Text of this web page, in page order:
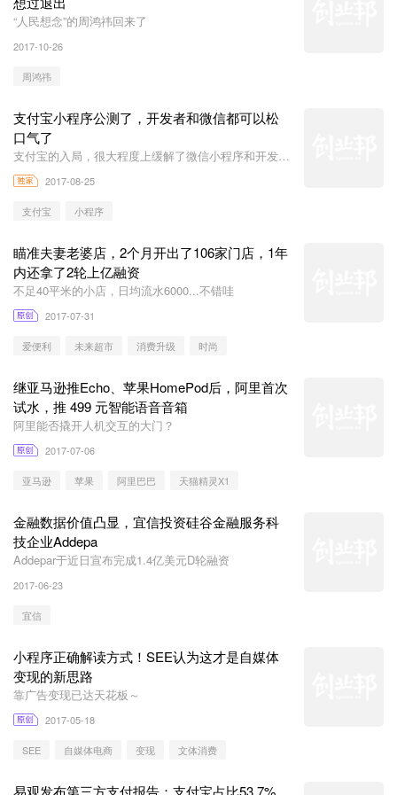
“人民想念”的周鸿祎回来了
2017-10-26
周鸿祎
支付宝小程序公测了，开发者和微信都可以松
口气了
支付宝的入局，很大程度上缓解了微信小程序和开发者
们单打独斗的尴尬
2017-08-25
支付宝 小程序
瞄准夫妻老婆店，2个月开出了106家门店，1年
内还拿了2轮上亿融资
不足40平米的小店，日均流水6000...不错哇
2017-07-31
爱便利 未来超市 消费升级 时尚
继亚马逊推Echo、苹果HomePod后，阿里首次
试水，推 499 元智能语音音箱
阿里能否撬开人机交互的大门？
2017-07-06
亚马逊 苹果 阿里巴巴 天猫精灵X1
金融数据价值凸显，宜信投资硅谷金融服务科
技企业Addepa
Addepar于近日宣布完成1.4亿美元D轮融资
2017-06-23
宜信
小程序正确解读方式！SEE认为这才是自媒体
变现的新思路
靠广告变现已达天花板～
2017-05-18
SEE 自媒体电商 变现 文体消费
易观发布第三方支付报告：支付宝占比53.7%，